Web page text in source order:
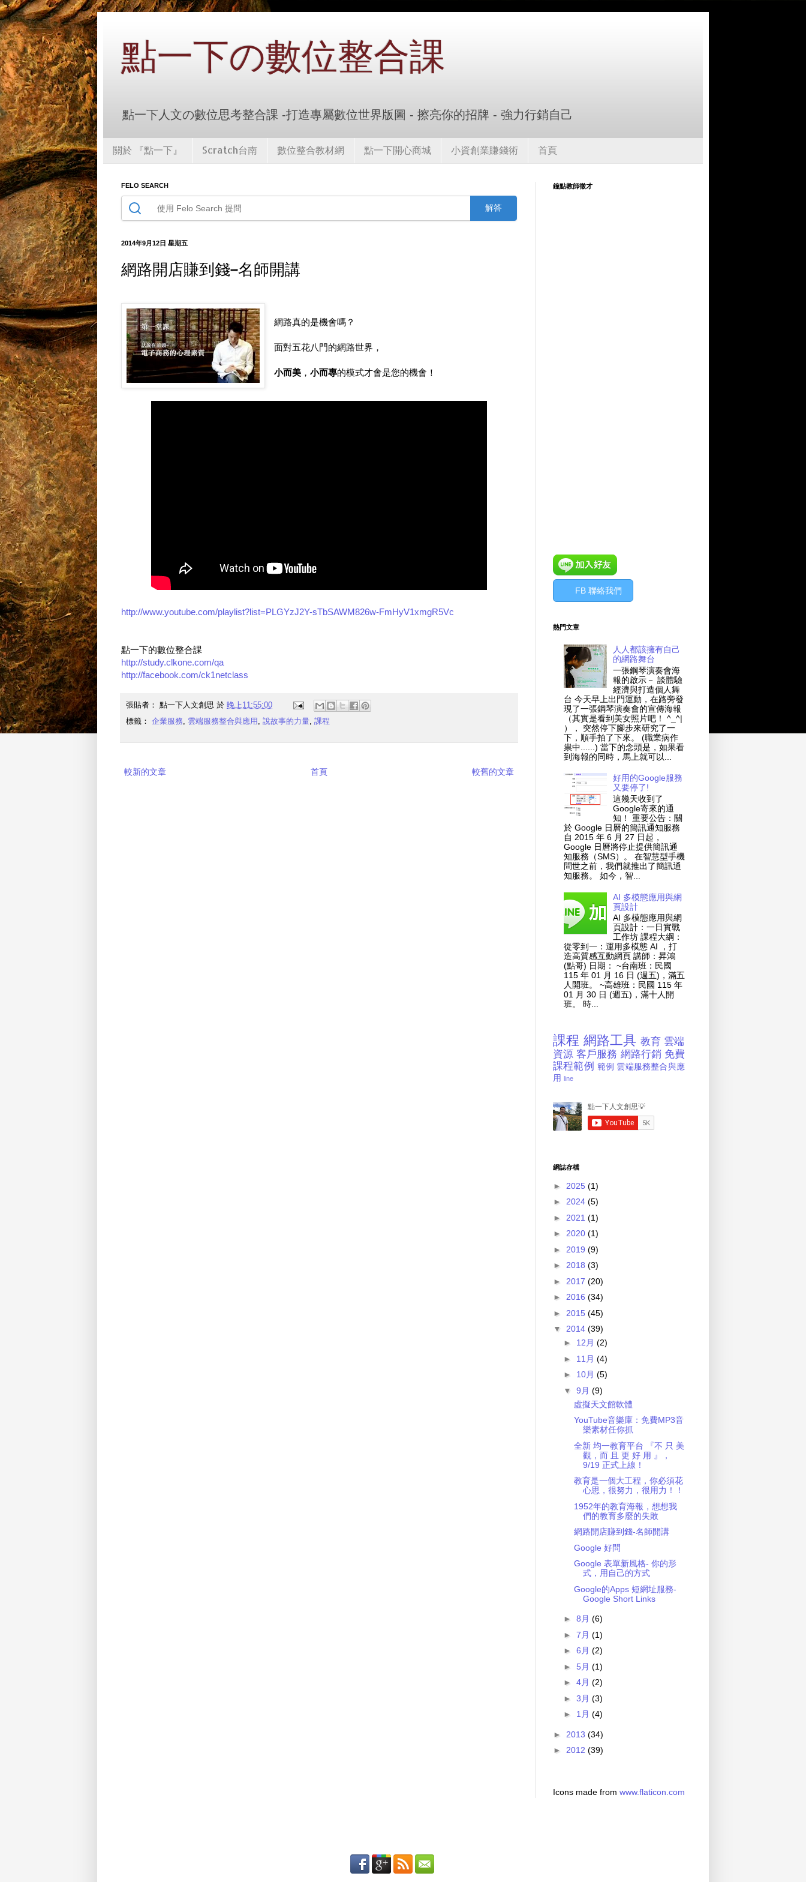
點一下の數位整合課
點一下人文の數位思考整合課 -打造專屬數位世界版圖 - 擦亮你的招牌 - 強力行銷自己
關於 『點一下』 Scratch台南 數位整合教材網 點一下開心商城 小資創業賺錢術 首頁
FELO SEARCH
2014年9月12日 星期五
網路開店賺到錢-名師開講
網路真的是機會嗎？
面對五花八門的網路世界，
小而美 ，小而專的模式才會是您的機會！
http://www.youtube.com/playlist?list=PLGYzJ2Y-sTbSAWM826w-FmHyV1xmgR5Vc
點一下的數位整合課
http://study.clkone.com/qa
http://facebook.com/ck1netclass
張貼者： 點一下人文創思 於 晚上11:55:00
標籤： 企業服務, 雲端服務整合與應用 , 說故事的力量, 課程
較新的文章 較舊的文章
首頁
鐘點教師徵才
FB 聯絡我們
熱門文章
人人都該擁有自己
的網路舞台
一張鋼琴演奏會海
報的啟示－ 談體驗
經濟與打造個人舞
台 今天早上出門運動，在路旁發
現了一張鋼琴演奏會的宣傳海報
（其實是看到美女照片吧！ ^_^|
）， 突然停下腳步來研究了一
下，順手拍了下來。 (職業病作
祟中......) 當下的念頭是，如果看
到海報的同時，馬上就可以...
好用的Google服務
又要停了!
這幾天收到了
Google寄來的通
知！ 重要公告：關
於 Google 日曆的簡訊通知服務
自 2015 年 6 月 27 日起，
Google 日曆將停止提供簡訊通
知服務（SMS）。 在智慧型手機
問世之前，我們就推出了簡訊通
知服務。 如今，智...
AI 多模態應用與網
頁設計
AI 多模態應用與網
頁設計：一日實戰
工作坊 課程大綱：
從零到一：運用多模態 AI ，打
造高質感互動網頁 講師：昇鴻
(點哥) 日期： ~台南班：民國
115 年 01 月 16 日 (週五)，滿五
人開班。 ~高雄班：民國 115 年
01 月 30 日 (週五)，滿十人開
班。 時...
課程 網路工具 教育 雲端
資源 客戶服務 網路行銷 免費
課程範例 範例 雲端服務整合與應
用 line
網誌存檔
► 2025 (1)
► 2024 (5)
► 2021 (1)
► 2020 (1)
► 2019 (9)
► 2018 (3)
► 2017 (20)
► 2016 (34)
► 2015 (45)
▼ 2014 (39)
► 12月 (2)
► 11月 (4)
► 10月 (5)
▼ 9月 (9)
虛擬天文館軟體
YouTube音樂庫：免費MP3音
樂素材任你抓
全新 均一教育平台 『不 只 美
觀，而 且 更 好 用 』，
9/19 正式上線！
教育是一個大工程，你必須花
心思，很努力，很用力！！
1952年的教育海報，想想我
們的教育多麼的失敗
網路開店賺到錢-名師開講
Google 好問
Google 表單新風格- 你的形
式，用自己的方式
Google的Apps 短網址服務-
Google Short Links
► 8月 (6)
► 7月 (1)
► 6月 (2)
► 5月 (1)
► 4月 (2)
► 3月 (3)
► 1月 (4)
► 2013 (34)
► 2012 (39)
Icons made from www.flaticon.com